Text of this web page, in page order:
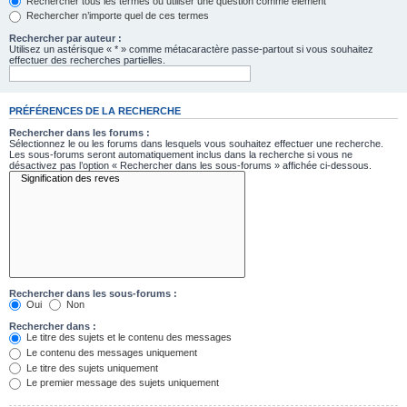
Rechercher n’importe quel de ces termes
Rechercher par auteur :
Utilisez un astérisque « * » comme métacaractère passe-partout si vous souhaitez
effectuer des recherches partielles.
PRÉFÉRENCES DE LA RECHERCHE
Rechercher dans les forums :
Sélectionnez le ou les forums dans lesquels vous souhaitez effectuer une recherche.
Les sous-forums seront automatiquement inclus dans la recherche si vous ne
désactivez pas l’option « Rechercher dans les sous-forums » affichée ci-dessous.
Rechercher dans les sous-forums :
Oui
Non
Rechercher dans :
Le titre des sujets et le contenu des messages
Le contenu des messages uniquement
Le titre des sujets uniquement
Le premier message des sujets uniquement